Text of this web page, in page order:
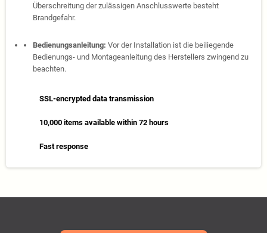
Überschreitung der zulässigen Anschlusswerte besteht
Brandgefahr.
Bedienungsanleitung: Vor der Installation ist die beiliegende
Bedienungs- und Montageanleitung des Herstellers zwingend zu
beachten.
SSL-encrypted data transmission
10,000 items available within 72 hours
Fast response